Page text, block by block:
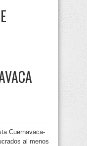
Cuernavaca-
al menos